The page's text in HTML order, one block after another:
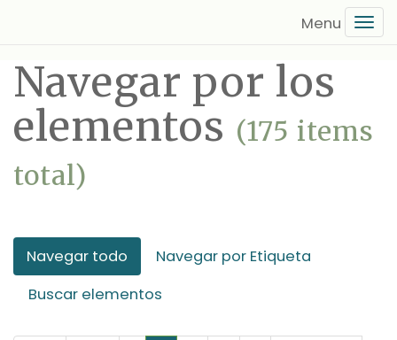
principal
Navegar por los
elementos (175 items
total)
Navegar todo
Navegar por Etiqueta
Buscar elementos